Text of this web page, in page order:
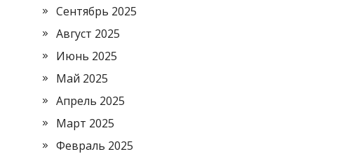
Сентябрь 2025
Август 2025
Июнь 2025
Май 2025
Апрель 2025
Март 2025
Февраль 2025